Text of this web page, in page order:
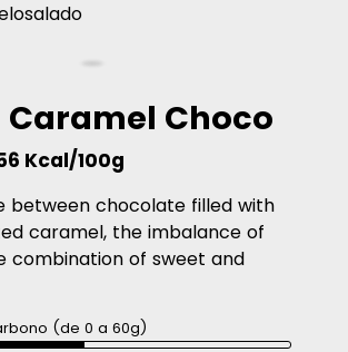
Caramel Choco
Kcal/100g
between chocolate filled with
caramel, the imbalance of
combination of sweet and
(de 0 a 60g)